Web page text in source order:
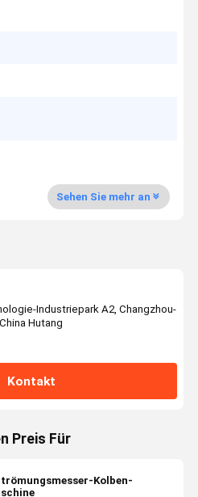
Sehen Sie mehr an
Industriepark A2, Changzhou-
Hutang
Kontakt
Preis Für
Kolben-